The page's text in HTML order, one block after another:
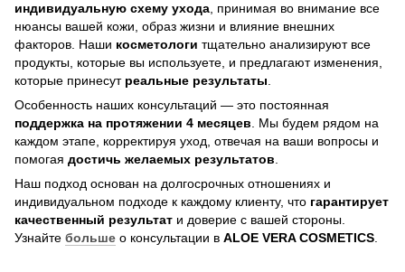
индивидуальную схему ухода, принимая во внимание все
нюансы вашей кожи, образ жизни и влияние внешних
факторов. Наши косметологи тщательно анализируют все
продукты, которые вы используете, и предлагают изменения,
которые принесут реальные результаты.
Особенность наших консультаций — это постоянная
поддержка на протяжении 4 месяцев. Мы будем рядом на
каждом этапе, корректируя уход, отвечая на ваши вопросы и
помогая достичь желаемых результатов.
Наш подход основан на долгосрочных отношениях и
индивидуальном подходе к каждому клиенту, что гарантирует
качественный результат и доверие с вашей стороны.
Узнайте больше о консультации в ALOE VERA COSMETICS.